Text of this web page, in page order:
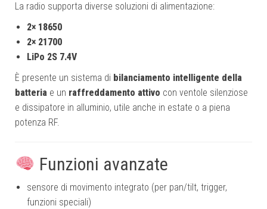
La radio supporta diverse soluzioni di alimentazione:
2× 18650
2× 21700
LiPo 2S 7.4V
È presente un sistema di bilanciamento intelligente della
batteria e un raffreddamento attivo con ventole silenziose
e dissipatore in alluminio, utile anche in estate o a piena
potenza RF.
Funzioni avanzate
sensore di movimento integrato (per pan/tilt, trigger,
funzioni speciali)